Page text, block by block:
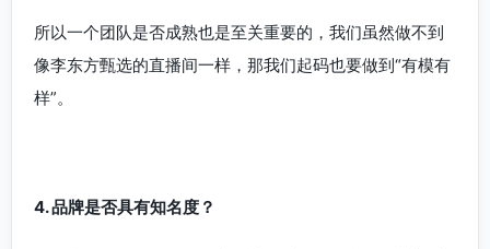
所以一个团队是否成熟也是至关重要的，我们虽然做不到
像李东方甄选的直播间一样，那我们起码也要做到“有模有
样”。
4. 品牌是否具有知名度？